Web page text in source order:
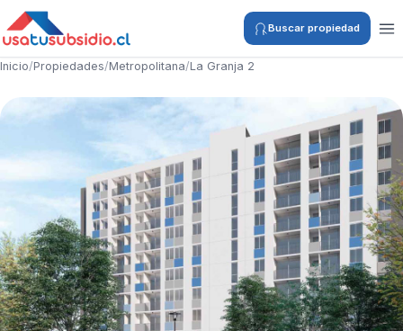
Buscar propiedad
Inicio/Propiedades/Metropolitana/La Granja 2